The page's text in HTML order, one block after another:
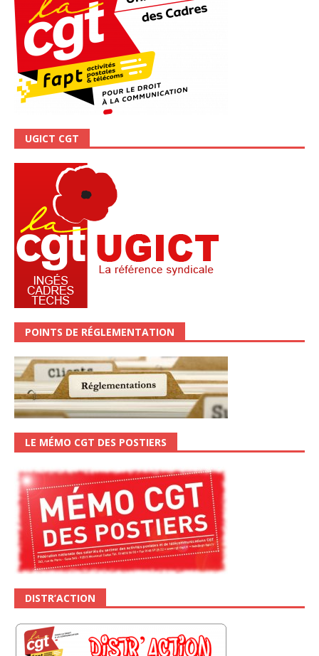
UGICT CGT
POINTS DE RÉGLEMENTATION
LE MÉMO CGT DES POSTIERS
DISTR’ACTION